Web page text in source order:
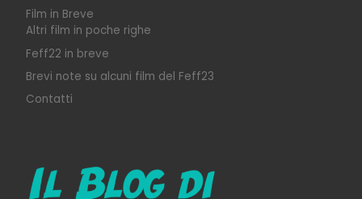
Film in Breve
Altri film in poche righe
Feff22 in breve
Brevi note su alcuni film del Feff23
Contatti